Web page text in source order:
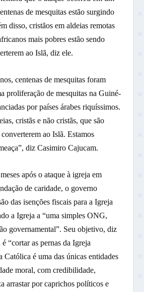
de mesquitas estão surgindo
disso, cristãos em aldeias remotas
mais pobres estão sendo
ao Islã, diz ele.
centenas de mesquitas foram
proliferação de mesquitas na Guiné-
por países árabes riquíssimos.
cristãs e não cristãs, que são
ao Islã. Estamos
diz Casimiro Cajucam.
após o ataque à igreja em
de caridade, o governo
das isenções fiscais para a Igreja
a Igreja a “uma simples ONG,
governamental”. Seu objetivo, diz
“cortar as pernas da Igreja
Católica é uma das únicas entidades
moral, com credibilidade,
arrastar por caprichos políticos e